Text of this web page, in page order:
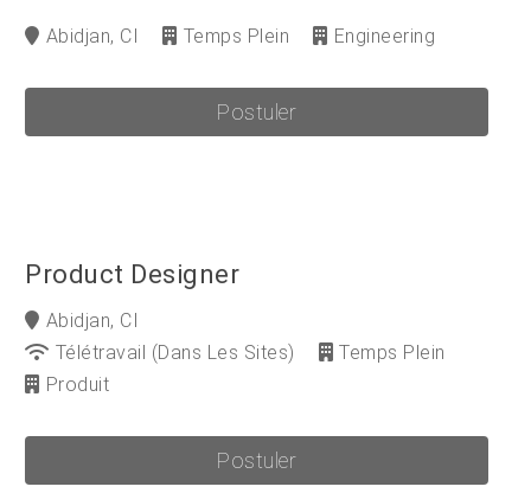
Abidjan, CI Temps Plein Engineering
Postuler
Product Designer
Abidjan, CI
Télétravail (dans Les Sites)
Temps Plein
Produit
Postuler